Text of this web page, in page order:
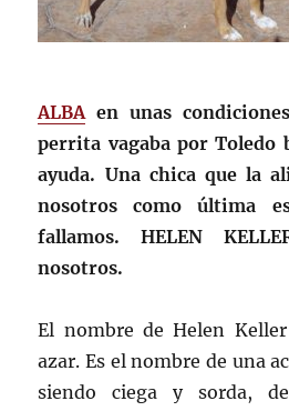
ALBAen unas
perrita vagaba por Toledo
ayuda. Una chica que la
nosotros como última
fallamos. HELEN
nosotros.
El nombre de Helen
azar. Es el nombre de una
siendo ciega y sorda,